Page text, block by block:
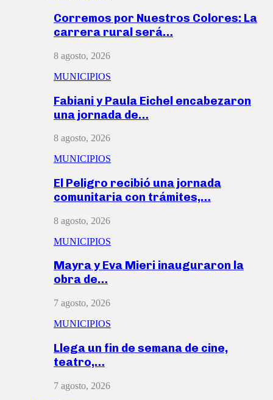
Corremos por Nuestros Colores: La
carrera rural será…
8 agosto, 2026
MUNICIPIOS
Fabiani y Paula Eichel encabezaron
una jornada de…
8 agosto, 2026
MUNICIPIOS
El Peligro recibió una jornada
comunitaria con trámites,…
8 agosto, 2026
MUNICIPIOS
Mayra y Eva Mieri inauguraron la
obra de…
7 agosto, 2026
MUNICIPIOS
Llega un fin de semana de cine,
teatro,…
7 agosto, 2026